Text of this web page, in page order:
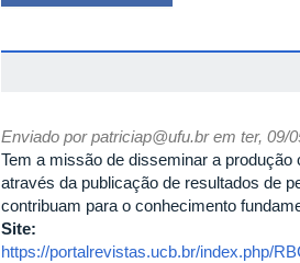
Enviado porpatriciap@ufu.brem ter, 09/
Tem a missão de disseminar a
através da publicação de resultados de
contribuam para o conhecimento
Site:
https://portalrevistas.ucb.br/index.php/